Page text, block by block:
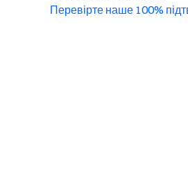
Перевірте наше 100%